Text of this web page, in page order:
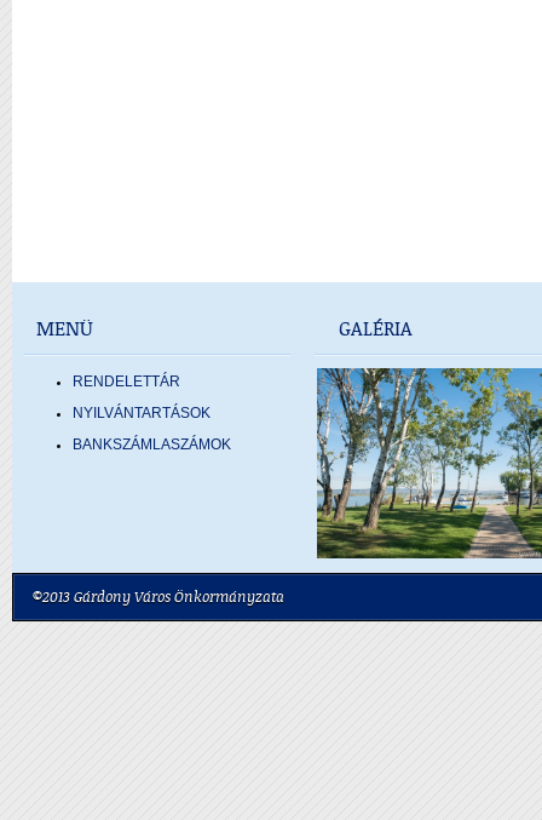
MENÜ
RENDELETTÁR
NYILVÁNTARTÁSOK
BANKSZÁMLASZÁMOK
GALÉRIA
©2013 Gárdony Város Önkormányzata